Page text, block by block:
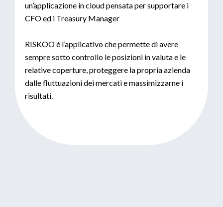
un’applicazione in cloud pensata per supportare i
CFO ed i Treasury Manager
RISKOO è l’applicativo che permette di avere
sempre sotto controllo le posizioni in valuta e le
relative coperture, proteggere la propria azienda
dalle fluttuazioni dei mercati e massimizzarne i
risultati.